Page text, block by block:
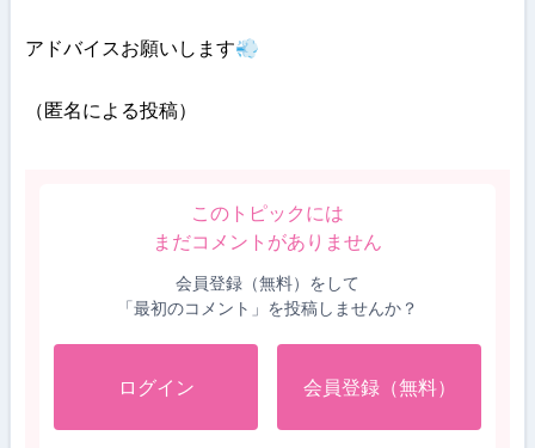
アドバイスお願いします💨
（匿名による投稿）
このトピックには
まだコメントがありません
会員登録（無料）をして
「最初のコメント」を投稿しませんか？
ログイン 会員登録（無料）